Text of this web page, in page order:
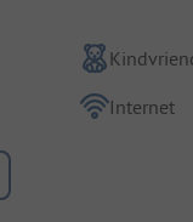
Internet